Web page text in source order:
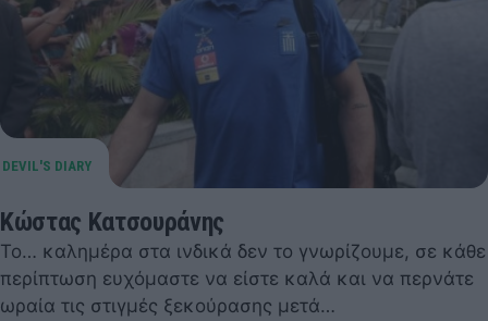
Κώστας Κατσουράνης
Το… καλημέρα στα ινδικά δεν το γνωρίζουμε, σε κάθε
περίπτωση ευχόμαστε να είστε καλά και να περνάτε
ωραία τις στιγμές ξεκούρασης μετά…